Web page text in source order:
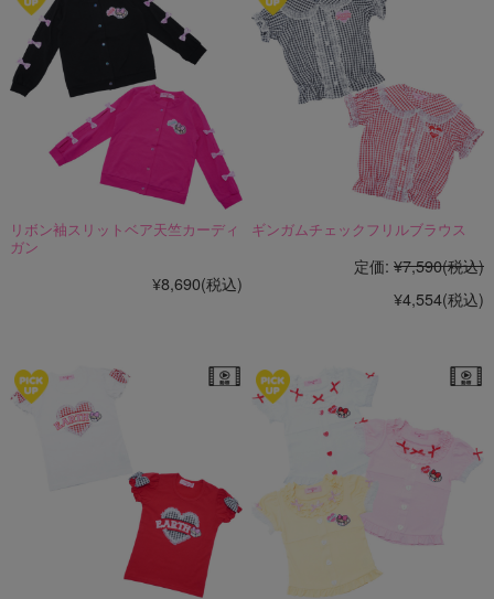
リボン袖スリットベア天竺カーディ
ガン
¥8,690(税込)
ギンガムチェックフリルブラウス
定価: ¥7,590(税込)
¥4,554(税込)